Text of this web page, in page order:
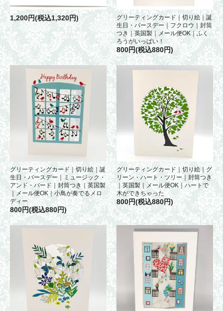
1,200円(税込1,320円)
グリーティングカード｜切り絵｜誕
生日・バースデー｜フクロウ｜封筒
つき｜英国製｜メール便OK｜ふく
ろうがいっぱい！
800円(税込880円)
グリーティングカード｜切り絵｜誕
生日・バースデー｜ミュージック・
アンド・バード｜封筒つき｜英国製
｜メール便OK｜小鳥が奏でるメロ
ディー
800円(税込880円)
グリーティングカード｜切り絵｜グ
リーン・ハート・ツリー｜封筒つき
｜英国製｜メール便OK｜ハートで
木ができちゃった
800円(税込880円)